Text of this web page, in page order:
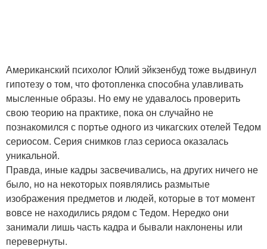
Американский психолог Юлий эйкзенбуд тоже выдвинул
гипотезу о том, что фотопленка способна улавливать
мысленные образы. Но ему не удавалось проверить
свою теорию на практике, пока он случайно не
познакомился с портье одного из чикагских отелей Тедом
сериосом. Серия снимков глаз сериоса оказалась
уникальной.
Правда, иные кадры засвечивались, на других ничего не
было, но на некоторых появлялись размытые
изображения предметов и людей, которые в тот момент
вовсе не находились рядом с Тедом. Нередко они
занимали лишь часть кадра и бывали наклонены или
перевернуты.